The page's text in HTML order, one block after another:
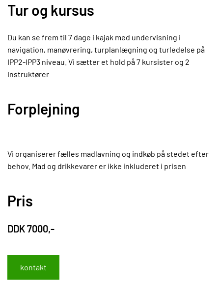
Tur og kursus
Du kan se frem til 7 dage i kajak med undervisning i
navigation, manøvrering, turplanlægning og turledelse på
IPP2-IPP3 niveau. Vi sætter et hold på 7 kursister og 2
instruktører
Forplejning
Vi organiserer fælles madlavning og indkøb på stedet efter
behov. Mad og drikkevarer er ikke inkluderet i prisen
Pris
DDK 7000,-
kontakt